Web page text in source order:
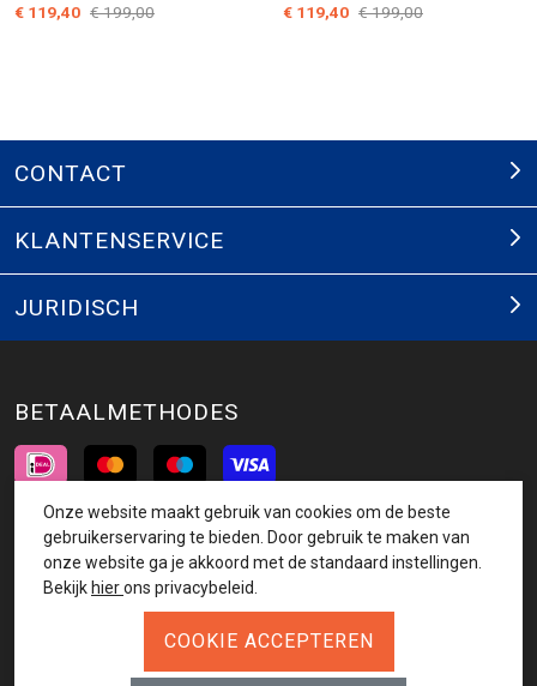
€ 119,40 € 199,00 € 119,40 € 199,00
CONTACT
KLANTENSERVICE
JURIDISCH
BETAALMETHODES
INSCHRIJVEN NIEUWSBRIEF
Onze website maakt gebruik van cookies om de beste
gebruikerservaring te bieden. Door gebruik te maken van
onze website ga je akkoord met de standaard instellingen.
Bekijk hierons privacybeleid.